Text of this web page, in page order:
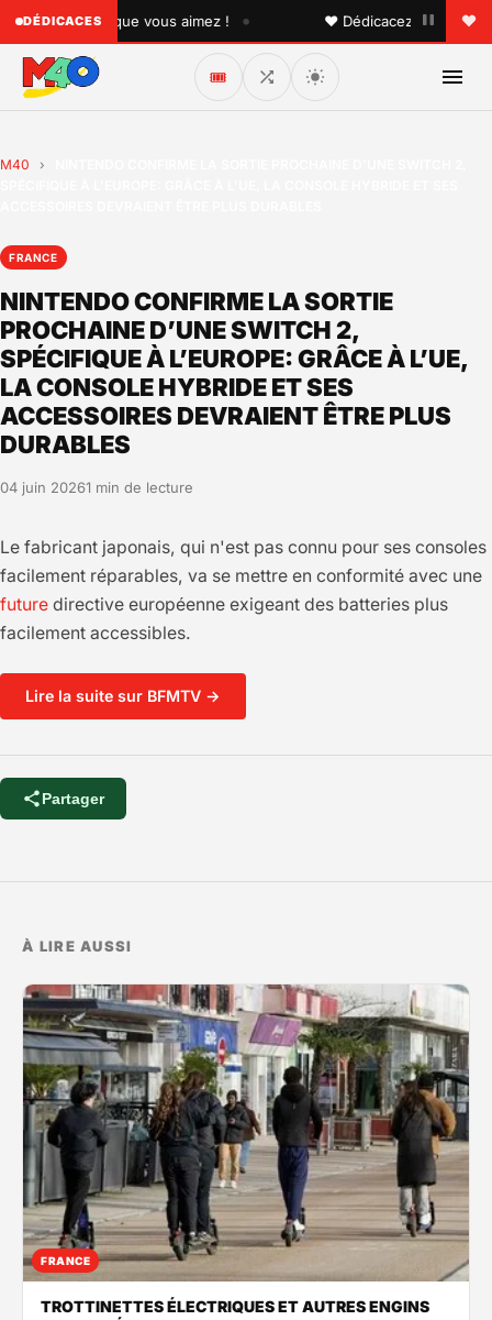
DÉDICACES
quelqu'un que vous aimez ! • ♥ Dédicacez un titre à
🎟️
M40 ›
FRANCE
NINTENDO CONFIRME LA SORTIE
PROCHAINE D’UNE SWITCH 2,
SPÉCIFIQUE À L’EUROPE: GRÂCE À L’UE,
LA CONSOLE HYBRIDE ET SES
ACCESSOIRES DEVRAIENT ÊTRE PLUS
DURABLES
04 juin 20261 min de lecture
Le fabricant japonais, qui n'est pas connu pour ses consoles
facilement réparables, va se mettre en conformité avec une
future directive européenne exigeant des batteries plus
facilement accessibles.
Lire la suite sur BFMTV →
Partager
À LIRE AUSSI
FRANCE
TROTTINETTES ÉLECTRIQUES ET AUTRES ENGINS